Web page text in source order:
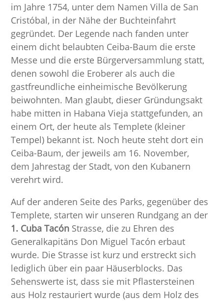
im Jahre 1754, unter dem Namen Villa de San
Cristóbal, in der Nähe der Buchteinfahrt
gegründet. Der Legende nach fanden unter
einem dicht belaubten Ceiba-Baum die erste
Messe und die erste Bürgerversammlung statt,
denen sowohl die Eroberer als auch die
gastfreundliche einheimische Bevölkerung
beiwohnten. Man glaubt, dieser Gründungsakt
habe mitten in Habana Vieja stattgefunden, an
einem Ort, der heute als Templete (kleiner
Tempel) bekannt ist. Noch heute steht dort ein
Ceiba-Baum, der jeweils am 16. November,
dem Jahrestag der Stadt, von den Kubanern
verehrt wird.
Auf der anderen Seite des Parks, gegenüber des
Templete, starten wir unseren Rundgang an der
1. Cuba Tacón Strasse, die zu Ehren des
Generalkapitäns Don Miguel Tacón erbaut
wurde. Die Strasse ist kurz und erstreckt sich
lediglich über ein paar Häuserblocks. Das
Sehenswerte ist, dass sie mit Pflastersteinen
aus Holz restauriert wurde (aus dem Holz des